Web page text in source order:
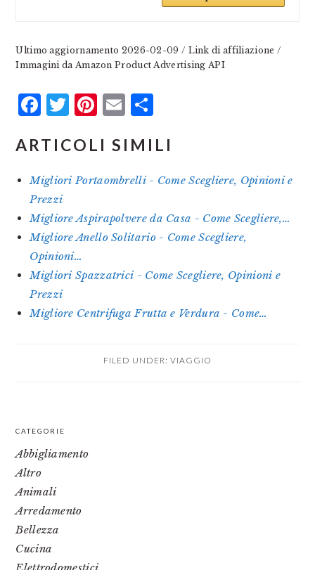
Ultimo aggiornamento 2026-02-09 / Link di affiliazione /
Immagini da Amazon Product Advertising API
Facebook
Twitter
Pinterest
Email
ARTICOLI SIMILI
Migliori Portaombrelli - Come Scegliere, Opinioni e
Prezzi
Migliore Aspirapolvere da Casa - Come Scegliere,…
Migliore Anello Solitario - Come Scegliere,
Opinioni…
Migliori Spazzatrici - Come Scegliere, Opinioni e
Prezzi
Migliore Centrifuga Frutta e Verdura - Come…
FILED UNDER: VIAGGIO
PRIMARY
SIDEBAR
CATEGORIE
Abbigliamento
Altro
Animali
Arredamento
Bellezza
Cucina